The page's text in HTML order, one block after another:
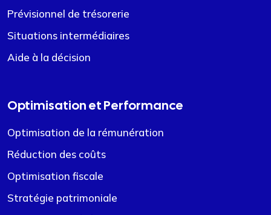
Prévisionnel de trésorerie
Situations intermédiaires
Aide à la décision
Optimisation et Performance
Optimisation de la rémunération
Réduction des coûts
Optimisation fiscale
Stratégie patrimoniale